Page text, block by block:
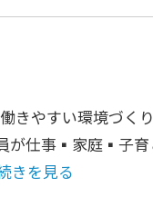
きやすい環境づくり
が仕事▪家庭▪子
きを見る